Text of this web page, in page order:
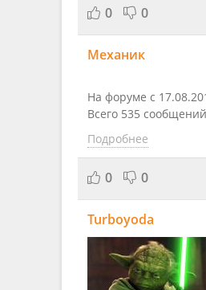
0 0
Механик
На форуме с
Всего 535 сообщений
Подробнее
0 0
Turboyoda